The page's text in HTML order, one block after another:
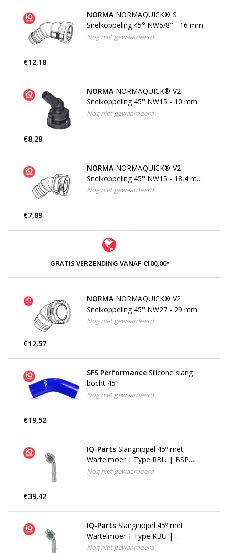
NORMA NORMAQUICK® S
Snelkoppeling 45° NW5/8" - 16 mm
Nog niet gewaardeerd
€12,18
NORMA NORMAQUICK® V2
Snelkoppeling 45° NW15 - 10 mm
Nog niet gewaardeerd
€8,28
NORMA NORMAQUICK® V2
Snelkoppeling 45° NW15 - 18,4 mm
| FKM
Nog niet gewaardeerd
€7,89
GRATIS VERZENDING VANAF €100,00*
NORMA NORMAQUICK® V2
Snelkoppeling 45° NW27 - 29 mm
Nog niet gewaardeerd
€12,57
SFS Performance Silicone slang
bocht 45º
Nog niet gewaardeerd
€19,52
IQ-Parts Slangnippel 45º met
Wartelmoer | Type RBU | BSP
draad | Verzinkt staal
Nog niet gewaardeerd
€39,42
IQ-Parts Slangnippel 45º met
Wartelmoer | Type RBU |
metrische draad | Verzinkt staal
Nog niet gewaardeerd